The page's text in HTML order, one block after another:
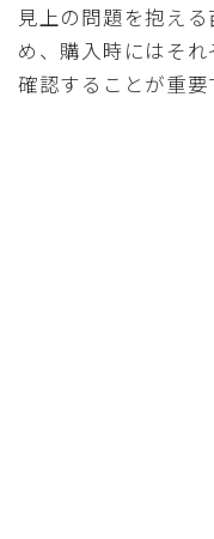
見上の問題を抱え
め、購入時にはそ
確認することが重要